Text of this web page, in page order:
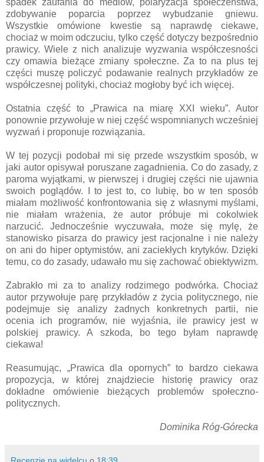
spadek zaufania do mediów, polaryzacja społeczeństwa,
zdobywanie poparcia poprzez wybudzanie gniewu.
Wszystkie omówione kwestie są naprawdę ciekawe,
chociaż w moim odczuciu, tylko część dotyczy bezpośrednio
prawicy. Wiele z nich analizuje wyzwania współczesności
czy omawia bieżące zmiany społeczne. Za to na plus tej
części muszę policzyć podawanie realnych przykładów ze
współczesnej polityki, chociaż mogłoby być ich więcej.
Ostatnia część to „Prawica na miarę XXI wieku”. Autor
ponownie przywołuje w niej część wspomnianych wcześniej
wyzwań i proponuje rozwiązania.
W tej pozycji podobał mi się przede wszystkim sposób, w
jaki autor opisywał poruszane zagadnienia. Co do zasady, z
paroma wyjątkami, w pierwszej i drugiej części nie ujawnia
swoich poglądów. I to jest to, co lubię, bo w ten sposób
miałam możliwość konfrontowania się z własnymi myślami,
nie miałam wrażenia, że autor próbuje mi cokolwiek
narzucić. Jednocześnie wyczuwała, może się mylę, że
stanowisko pisarza do prawicy jest racjonalne i nie należy
on ani do hiper optymistów, ani zaciekłych krytyków. Dzięki
temu, co do zasady, udawało mu się zachować obiektywizm.
Zabrakło mi za to analizy rodzimego podwórka. Chociaż
autor przywołuje parę przykładów z życia politycznego, nie
podejmuje się analizy żadnych konkretnych partii, nie
ocenia ich programów, nie wyjaśnia, ile prawicy jest w
polskiej prawicy. A szkoda, bo tego byłam naprawdę
ciekawa!
Reasumując, „Prawica dla opornych” to bardzo ciekawa
propozycja, w której znajdziecie historię prawicy oraz
dokładne omówienie bieżących problemów społeczno-
politycznych.
Dominika Róg-Górecka